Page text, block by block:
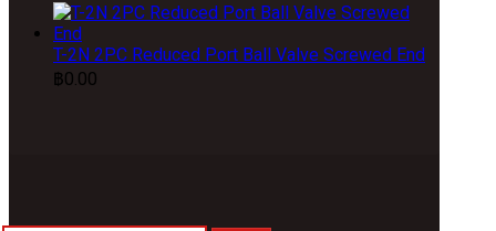
T-2N 2PC Reduced Port Ball Valve Screwed End
฿0.00